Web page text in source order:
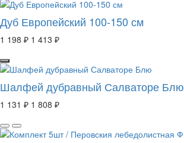
Дуб Европейский 100-150 см
1 198 ₽ 1 413 ₽
Шалфей дубравный Салваторе Блю
1 131 ₽ 1 808 ₽